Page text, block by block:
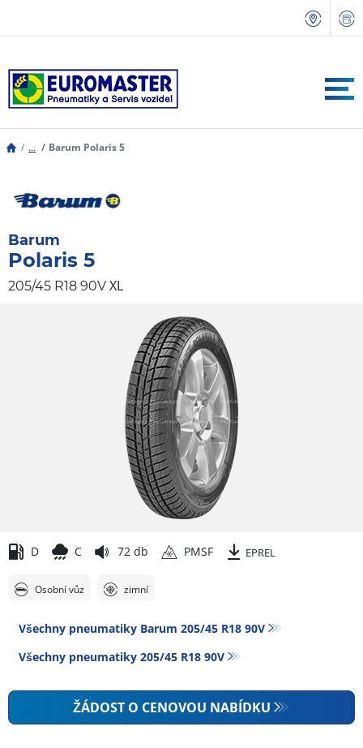
... Barum Polaris 5
Barum
Polaris 5
205/45 R18 90V XL
D C 72 db PMSF EPREL
Osobní vůz zimní
Všechny pneumatiky Barum 205/45 R18 90V
Všechny pneumatiky‎ 205/45 R18 90V
ŽÁDOST O CENOVOU NABÍDKU